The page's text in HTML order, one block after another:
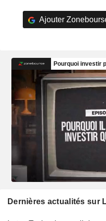
Ajouter
Dernières actualités sur